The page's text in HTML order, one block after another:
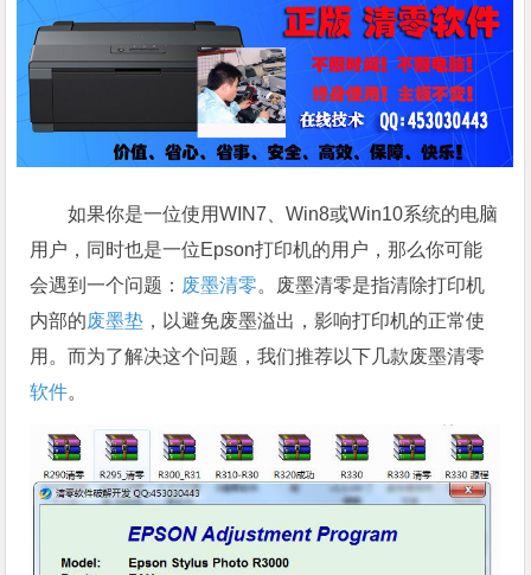
如果你是一位使用WIN7、Win8或Win10系统的电脑
用户，同时也是一位Epson打印机的用户，那么你可能
会遇到一个问题： 废墨清零。废墨清零是指清除打印机
内部的废墨垫 ，以避免废墨溢出，影响打印机的正常使
用。而为了解决这个问题，我们推荐以下几款废墨清零
软件。